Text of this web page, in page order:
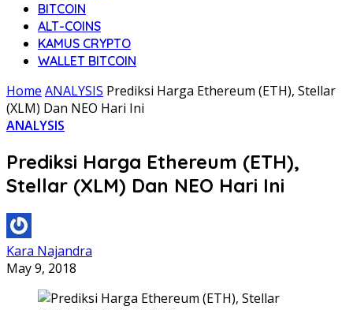
BITCOIN
ALT-COINS
KAMUS CRYPTO
WALLET BITCOIN
Home ANALYSIS Prediksi Harga Ethereum (ETH), Stellar
(XLM) Dan NEO Hari Ini
ANALYSIS
Prediksi Harga Ethereum (ETH),
Stellar (XLM) Dan NEO Hari Ini
Kara Najandra
May 9, 2018